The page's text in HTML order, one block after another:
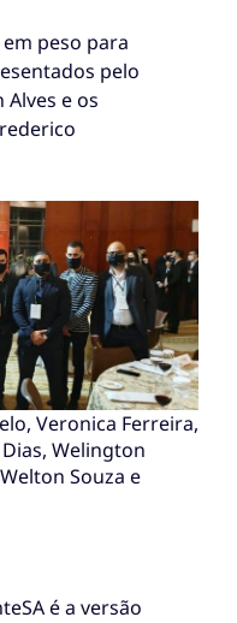
peso para
pelo
e os
Veronica Ferreira,
Welington
Souza e
é a versão